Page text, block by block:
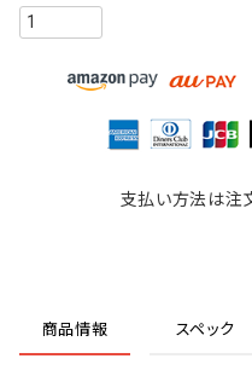
支払い方法は注
商品情報 スペック